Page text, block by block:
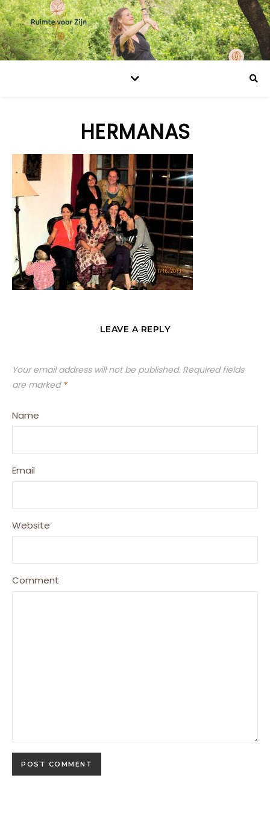
HERMANAS
LEAVE A REPLY
Your email address will not be published. Required fields
are marked *
Name
Email
Website
Comment